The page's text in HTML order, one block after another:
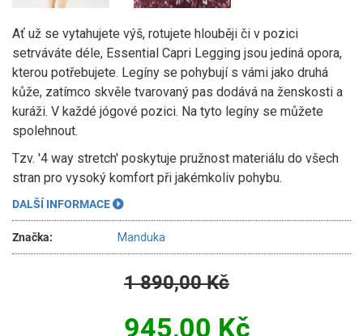
Ať už se vytahujete výš, rotujete hlouběji či v pozici
setrváváte déle, Essential Capri Legging jsou jediná opora,
kterou potřebujete. Legíny se pohybují s vámi jako druhá
kůže, zatímco skvěle tvarovaný pas dodává na ženskosti a
kuráži. V každé jógové pozici. Na tyto legíny se můžete
spolehnout.
Tzv. '4 way stretch' poskytuje pružnost materiálu do všech
stran pro vysoký komfort při jakémkoliv pohybu.
DALŠÍ INFORMACE
Značka: Manduka
1 890,00 Kč
945,00 Kč